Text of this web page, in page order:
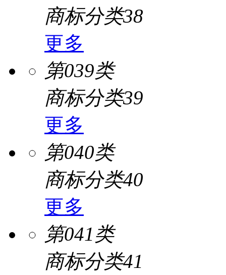
商标分类38
更多
第039类
商标分类39
更多
第040类
商标分类40
更多
第041类
商标分类41